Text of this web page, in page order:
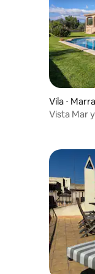
Vila ⋅
Vista Mar